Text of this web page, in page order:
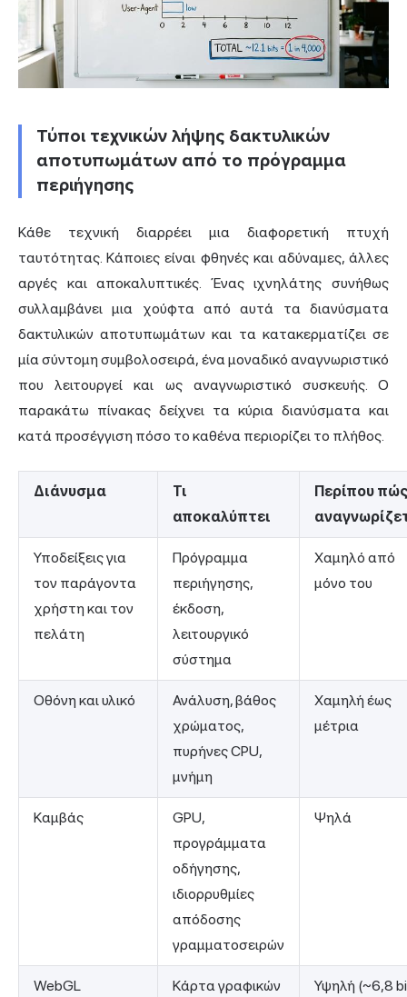
Τύποι τεχνικών λήψης δακτυλικών
αποτυπωμάτων από το πρόγραμμα
περιήγησης
Κάθε τεχνική διαρρέει μια διαφορετική πτυχή
ταυτότητας. Κάποιες είναι φθηνές και αδύναμες, άλλες
αργές και αποκαλυπτικές. Ένας ιχνηλάτης συνήθως
συλλαμβάνει μια χούφτα από αυτά τα διανύσματα
δακτυλικών αποτυπωμάτων και τα κατακερματίζει σε
μία σύντομη συμβολοσειρά, ένα μοναδικό αναγνωριστικό
που λειτουργεί και ως αναγνωριστικό συσκευής. Ο
παρακάτω πίνακας δείχνει τα κύρια διανύσματα και
κατά προσέγγιση πόσο το καθένα περιορίζει το πλήθος.
Διάνυσμα
Τι
αποκαλύπτει
Περίπου πώς
Υποδείξεις για
τον παράγοντα
χρήστη και τον
πελάτη
Πρόγραμμα
περιήγησης,
έκδοση,
λειτουργικό
σύστημα
Χαμηλό από
μόνο του
Οθόνη και υλικό
Ανάλυση, βάθος
χρώματος,
πυρήνες CPU,
μνήμη
Χαμηλή έως
μέτρια
Καμβάς
GPU,
προγράμματα
οδήγησης,
ιδιορρυθμίες
απόδοσης
γραμματοσειρών
Ψηλά
WebGL
Κάρτα γραφικών
Υψηλή (~6,8